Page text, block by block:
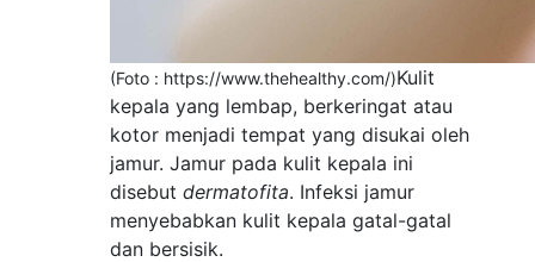
(Foto : https://www.thehealthy.com/)Kulit
kepala yang lembap, berkeringat atau
kotor menjadi tempat yang disukai oleh
jamur. Jamur pada kulit kepala ini
disebutdermatofita. Infeksi jamur
menyebabkan kulit kepala gatal-gatal
dan bersisik.